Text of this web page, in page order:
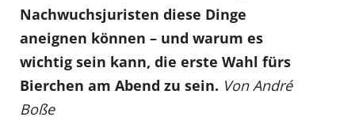
Nachwuchsjuristen diese Dinge
aneignen können – und warum es
wichtig sein kann, die erste Wahl fürs
Bierchen am Abend zu sein. Von André
Boße